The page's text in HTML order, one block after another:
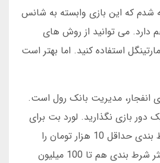
شدم که این بازی وابسته به شانس
دارد. می توانید از روش های
استفاده کنید. اما بهتر است
انفجار، مدیریت بانک رول است.
دور بازی نگذارید. لورد بت برای
بازی انفجار، امکان شرط بندی حداقل 10 هزار تومان را
فراهم کرده است. حداکثر شرط بندی هم تا 100 میلیون